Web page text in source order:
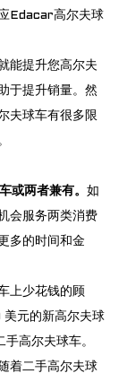
Edacar高尔夫球
能提升您高尔夫
于提升销量。然
夫球车有很多限
或两者兼有。 如
会服务两类消费
多的时间和金
上少花钱的顾
美元的新高尔夫球
高尔夫球车。
着二手高尔夫球